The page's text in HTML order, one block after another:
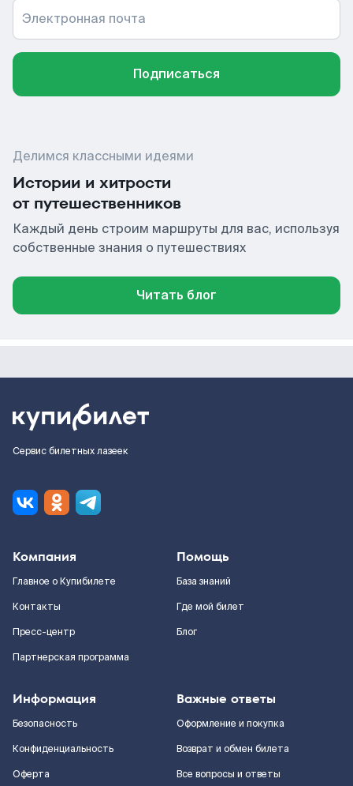
Электронная почта
Подписаться
Делимся классными идеями
Истории и хитрости
от путешественников
Каждый день строим маршруты для вас, используя
собственные знания о путешествиях
Читать блог
Сервис билетных лазеек
Компания
Главное о Купибилете
Контакты
Пресс-центр
Партнерская программа
Помощь
База знаний
Где мой билет
Блог
Информация
Безопасность
Конфиденциальность
Оферта
Важные ответы
Оформление и покупка
Возврат и обмен билета
Все вопросы и ответы